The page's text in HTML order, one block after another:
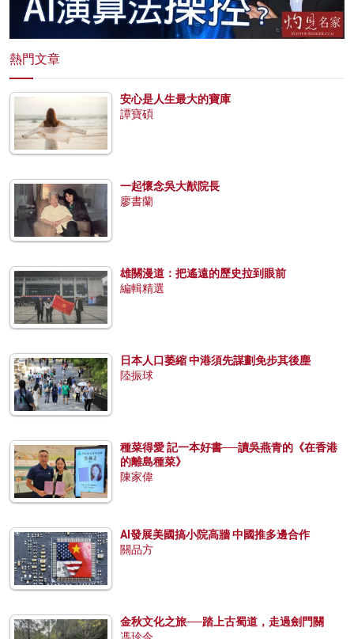
熱門文章
安心是人生最大的寶庫
譚寶碩
一起懷念吳大猷院長
廖書蘭
雄關漫道：把遙遠的歷史拉到眼前
編輯精選
日本人口萎縮 中港須先謀劃免步其後塵
陸振球
種菜得愛 記一本好書──讀吳燕青的《在香港
的離島種菜》
陳家偉
AI發展美國搞小院高牆 中國推多邊合作
關品方
金秋文化之旅──踏上古蜀道，走過劍門關